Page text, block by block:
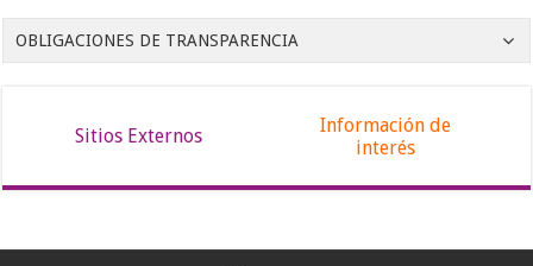
OBLIGACIONES DE TRANSPARENCIA
Sitios Externos
Información de
interés